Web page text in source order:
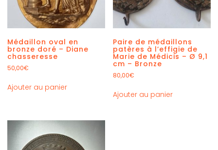
Médaillon oval en
bronze doré – Diane
chasseresse
50,00€
Ajouter au panier
Paire de médaillons
patères à l’effigie de
Marie de Médicis – Ø 9,1
cm – Bronze
80,00€
Ajouter au panier